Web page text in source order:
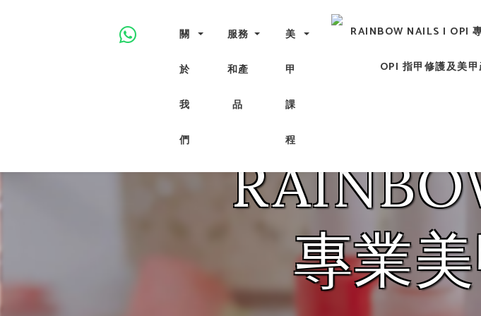
關
於
我
們
服務
和產
品
美
甲
課
程
十九年來，Rainbow Nails 一直為客人提供一站式正宗美式指甲修護、修腳服務，以及在香港
專業
21週
優惠
讓您的指
華麗
預約